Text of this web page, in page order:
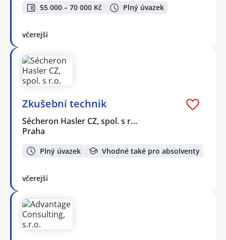
55 000 – 70 000 Kč Plný úvazek
včerejší
Zkušební technik
Sécheron Hasler CZ, spol. s r…
Praha
Plný úvazek Vhodné také pro absolventy
včerejší